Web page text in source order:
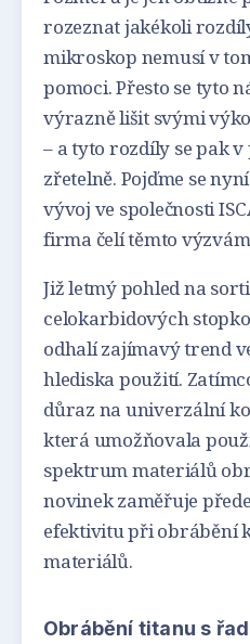
rozeznat jakékoli
mikroskop nemusí v
pomoci. Přesto se tyto
výrazně lišit svými
– a tyto rozdíly se pak
zřetelně. Pojďme se
vývoj ve společnosti
firma čelí těmto
Již letmý pohled na
celokarbidových
odhalí zajímavý trend
hlediska použití.
důraz na univerzální
která umožňovala
spektrum materiálů
novinek zaměřuje
efektivitu při obrábění
materiálů.
Obrábění titanu s